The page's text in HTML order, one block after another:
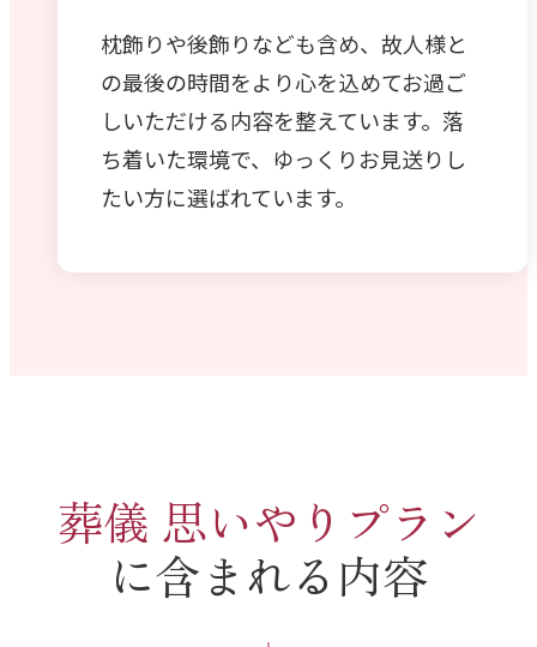
枕飾りや後飾りなども含め、故人様と
の最後の時間をより心を込めてお過ご
しいただける内容を整えています。落
ち着いた環境で、ゆっくりお見送りし
たい方に選ばれています。
葬儀 思いやりプラン
に含まれる内容